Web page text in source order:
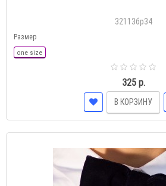
32113бр34
Размер
one size
325 р.
В КОРЗИНУ